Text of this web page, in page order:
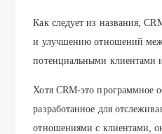
Как следует из названия,
и улучшению отношений
потенциальными клиентами
Хотя CRM-это программное
разработанное для
отношениями с клиентами,